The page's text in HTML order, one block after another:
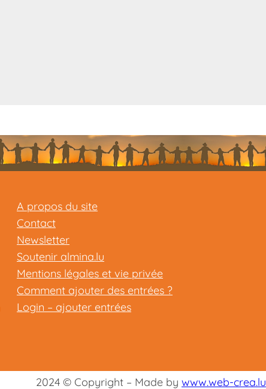
A propos du site
Contact
Newsletter
Soutenir almina.lu
Mentions légales et vie privée
Comment ajouter des entrées ?
Login – ajouter entrées
2024 © Copyright – Made by www.web-crea.lu